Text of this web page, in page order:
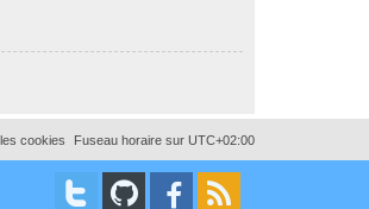
Fuseau horaire sur UTC+02:00
cookies